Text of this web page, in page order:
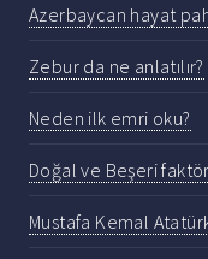
Azerbaycan hayat
Zebur da ne anlatılır?
Neden ilk emri oku?
Doğal ve Beşeri
Mustafa Kemal